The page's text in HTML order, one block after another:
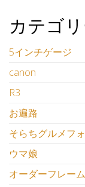
カテゴ
5インチゲージ
canon
R3
お遍路
そらちグルメフ
ウマ娘
オーダーフレーム